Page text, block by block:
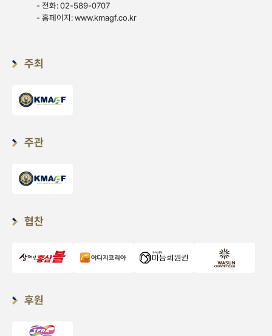
- 전화: 02-589-0707
- 홈페이지:www.kmagf.co.kr
주최
주관
협찬
후원